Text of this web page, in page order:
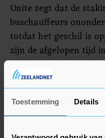
Toestemming Details
Unite zegt dat de
buschauffeurs
totdat het geschil is
zijn de afgelopen tijd
stakingen
loon en
met de
land.